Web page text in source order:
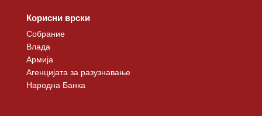
Корисни врски
Собрание
Влада
Армија
Агенцијата за разузнавање
Народна Банка